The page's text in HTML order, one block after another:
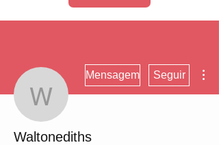
Waltonediths
Mensagem Seguir
Waltonediths